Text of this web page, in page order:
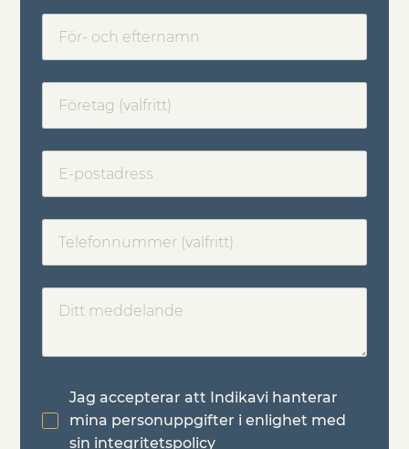
Jag accepterar att Indikavi hanterar
mina personuppgifter i enlighet med
sin integritetspolicy